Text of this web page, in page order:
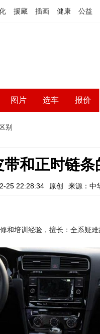
援藏 插画 健康 公益
图片 选车 报价
别
和正时链条
25 22:28:34 原创 来源：中